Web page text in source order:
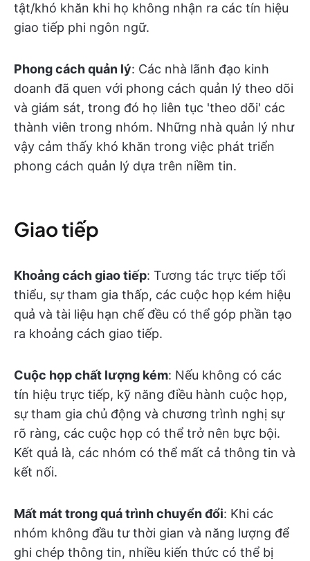
tật/khó khăn khi họ không nhận ra các tín hiệu
giao tiếp phi ngôn ngữ.
Phong cách quản lý: Các nhà lãnh đạo kinh
doanh đã quen với phong cách quản lý theo dõi
và giám sát, trong đó họ liên tục 'theo dõi' các
thành viên trong nhóm. Những nhà quản lý như
vậy cảm thấy khó khăn trong việc phát triển
phong cách quản lý dựa trên niềm tin.
Giao tiếp
Khoảng cách giao tiếp: Tương tác trực tiếp tối
thiểu, sự tham gia thấp, các cuộc họp kém hiệu
quả và tài liệu hạn chế đều có thể góp phần tạo
ra khoảng cách giao tiếp.
Cuộc họp chất lượng kém: Nếu không có các
tín hiệu trực tiếp, kỹ năng điều hành cuộc họp,
sự tham gia chủ động và chương trình nghị sự
rõ ràng, các cuộc họp có thể trở nên bực bội.
Kết quả là, các nhóm có thể mất cả thông tin và
kết nối.
Mất mát trong quá trình chuyển đổi: Khi các
nhóm không đầu tư thời gian và năng lượng để
ghi chép thông tin, nhiều kiến thức có thể bị